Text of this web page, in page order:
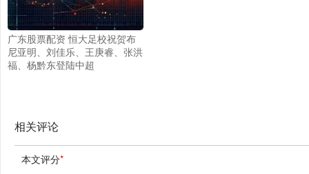
广东股票配资 恒大足校祝贺布
尼亚明、刘佳乐、王庚睿、张洪
福、杨黔东登陆中超
相关评论
本文评分*